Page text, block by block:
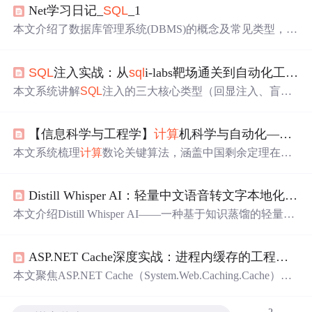
Net学习日记_ SQL _1
本文介绍了数据库管理系统(DBMS)的概念及常见类型，如
以及T-SQL 语句批处理命令GO的使用方法。
SQL注入实战：从sqli-labs靶场通关到自动化工具协同
本文系统讲解SQL注入的三大核心类型（回显注入、盲
入）、堆叠查询与二次注入原理，并深入阐述sqlmap与Bur
p Suite协同使用的最佳实践。强调手动分析优先、参数化
【信息科学与工程学】计算机科学与自动化——第三篇
本文系统梳理计算数论关键算法，涵盖中国剩余定理在RS
DSA）、标量乘法（含双倍-加法、投影坐标优化）、点加
与点倍、多标量乘法（Straus算法）、双线性对（Weil/Tate/
Distill Whisper AI：轻量中文语音转文字本地化方案
本文介绍Distill Whisper AI——一种基于知识蒸馏的轻量级
资源占用的本地语音转文字。支持CPU/GPU混合推理、V
AD智能分段、标点修复及批量处理，适用于会议记录、网
ASP.NET Cache深度实战：进程内缓存的工程价值与生产级优化
本文聚焦ASP.NET Cache（System.Web.Caching.Cache）在